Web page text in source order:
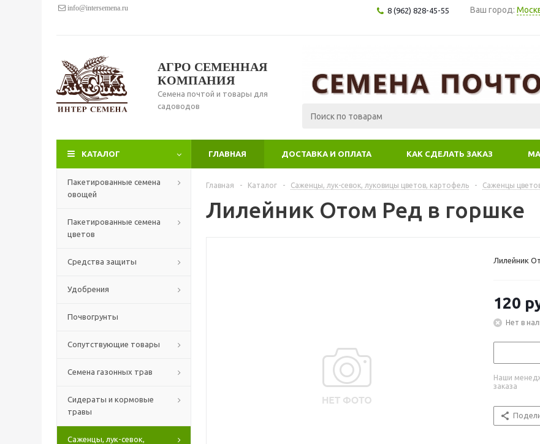
info@intersemena.ru 8 (962) 828-45-55 Ваш город:
АГРО СЕМЕННАЯ
КОМПАНИЯ
Семена почтой и товары для
садоводов
КАТАЛОГ ГЛАВНАЯ ДОСТАВКА И ОПЛАТА КАК СДЕЛАТЬ ЗАКАЗ
Пакетированные семена
овощей
Пакетированные семена
цветов
Средства защиты
Удобрения
Почвогрунты
Сопутствующие товары
Семена газонных трав
Сидераты и кормовые
травы
Саженцы, лук-севок,
Главная - Каталог - Саженцы, лук-севок, луковицы цветов, картофель - Саженцы
Лилейник Отом Ред в горшке
Лилейник
120
Нет в
Наши
заказа